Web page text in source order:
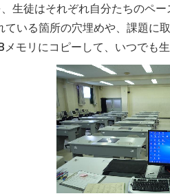
生徒はそれぞれ自分たちのペ
いる箇所の穴埋めや、課題に
モリにコピーして、いつでも